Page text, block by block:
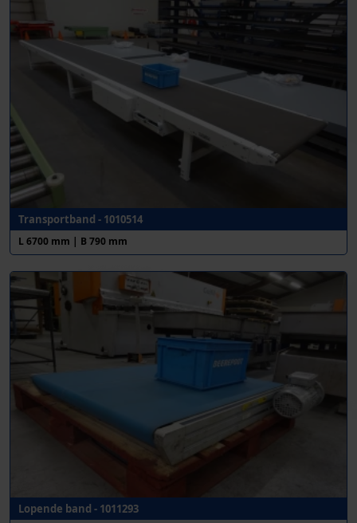
Transportband - 1010514
L 6700 mm | B 790 mm
Lopende band - 1011293